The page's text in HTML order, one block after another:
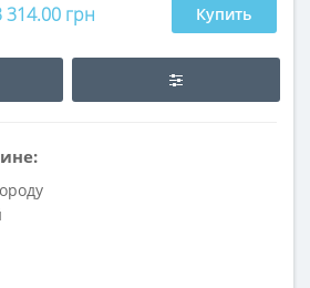
314.00 грн Купить